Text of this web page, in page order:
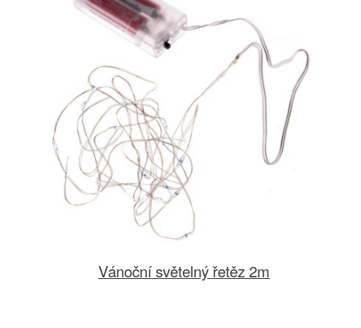
Vánoční světelný řetěz 2m